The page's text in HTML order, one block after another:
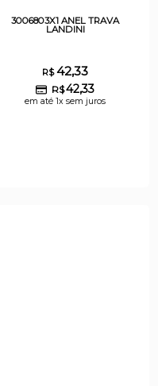
3006803X1 ANEL TRAVA
LANDINI
R$42,33
R$42,33
em até 1x sem juros